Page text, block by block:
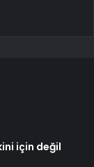
için değil